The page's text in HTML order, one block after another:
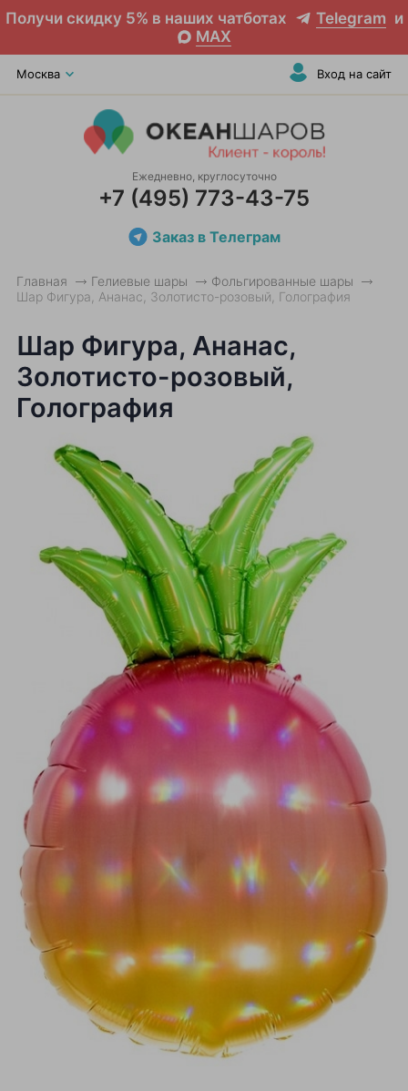
Получи скидку 5% в наших чатботах Telegram и
MAX
Москва Вход на сайт
Ежедневно, круглосуточно
+7 (495) 773-43-75
Заказ в Телеграм
Главная Гелиевые шары
Фольгированные шары
Шар Фигура, Ананас, Золотисто-розовый, Голография
Шар Фигура, Ананас,
Золотисто-розовый,
Голография